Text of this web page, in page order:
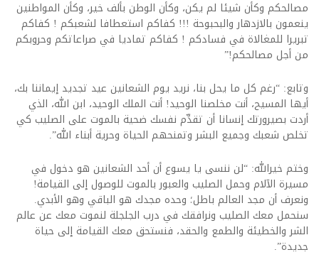
مصالحكم وكأن شيئا لم يكن، وكأن الوطن بألف خير، وكأن المواطنين
ينعمون بالازدهار والبحبوحة !!! كفاكم استعطافا لشعبكم ! كفاكم
تبريرا للمغالاة في فسادكم ! كفاكم تماديا في صراعاتكم وحروبكم
من أجل مصالحكم!”
وتابع: “رغم كل ما يحل بنا، نريد يوم الشعانين عيد تجديد إيماننا بك،
أيها المسيح، أنت مخلصنا الوحيد! أنت الملك الوحيد، ابن الله، الذي
أردت بصيرورتك إنسانا أن تقدِّم نفسك ضحية بالموت على الصليب كي
تخلص شعبك وجميع البشر وتمنحهم الحياة وحرية أبناء الله”.
وختم خيرالله: “لن ننسى يا يسوع أن أحد الشعانين هو دخول في
مسيرة الآلام وحمل الصليب والعبور بالموت للوصول إلى القيامة!
ونعرف أن مجد العالم باطل؛ وحده مجدك هو الباقي وهو الأبدي.
سنحمل معك الصليب ونرافقك في درب الجلجلة لنموت معك عن عالم
الشر والخطيئة والطمع والحقد، فنستحق معك القيامة إلى حياة
جديدة”.